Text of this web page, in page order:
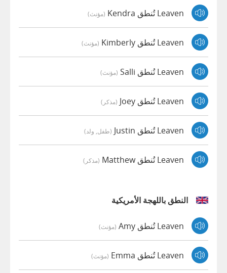
Leaven تُنطق Kendra (مؤنث)
Leaven تُنطق Kimberly (مؤنث)
Leaven تُنطق Salli (مؤنث)
Leaven تُنطق Joey (مذكر)
Leaven تُنطق Justin (طفل, ولد)
Leaven تُنطق Matthew (مذكر)
النطق باللهجة الأمريكية
Leaven تُنطق Amy (مؤنث)
Leaven تُنطق Emma (مؤنث)